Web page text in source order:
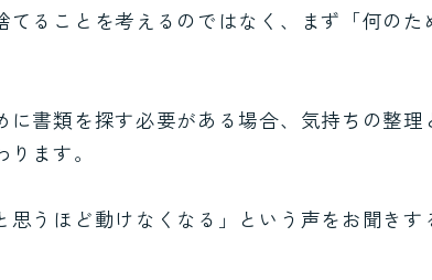
ることを考えるのではなく、まず「何のた
書類を探す必要がある場合、気持ちの整理
ます。
うほど動けなくなる」という声をお聞きす